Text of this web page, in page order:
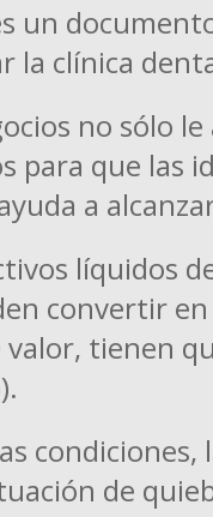
un
la clínica
no sólo
para que las
a
líquidos
convertir
tienen
de